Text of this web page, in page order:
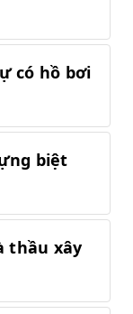
có hồ bơi
biệt
thầu xây